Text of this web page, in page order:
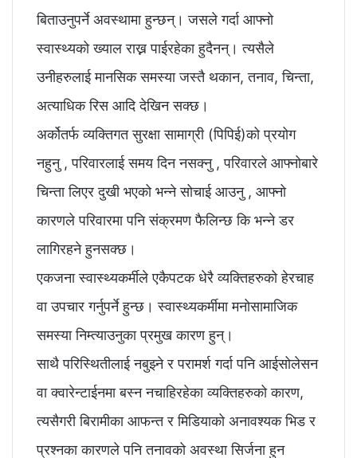
बिताउनुपर्ने अवस्थामा हुन्छन्। जसले गर्दा आफ्नो
स्वास्थ्यको ख्याल राख्न पाईरहेका हुदैनन्। त्यसैले
उनीहरुलाई मानसिक समस्या जस्तै थकान, तनाव, चिन्ता,
अत्याधिक रिस आदि देखिन सक्छ।
अर्कोतर्फ व्यक्तिगत सुरक्षा सामाग्री (पिपिई)को प्रयोग
नहुनु , परिवारलाई समय दिन नसक्नु , परिवारले आफ्नोबारे
चिन्ता लिएर दुखी भएको भन्ने सोचाई आउनु , आफ्नो
कारणले परिवारमा पनि संक्रमण फैलिन्छ कि भन्ने डर
लागिरहने हुनसक्छ।
एकजना स्वास्थ्यकर्मीले एकैपटक धेरै व्यक्तिहरुको हेरचाह
वा उपचार गर्नुपर्ने हुन्छ। स्वास्थ्यकर्मीमा मनोसामाजिक
समस्या निम्त्याउनुका प्रमुख कारण हुन्।
साथै परिस्थितीलाई नबुझ्ने र परामर्श गर्दा पनि आईसोलेसन
वा क्वारेन्टाईनमा बस्न नचाहिरहेका व्यक्तिहरुको कारण,
त्यसैगरी बिरामीका आफन्त र मिडियाको अनावश्यक भिड र
प्रश्नका कारणले पनि तनावको अवस्था सिर्जना हुन